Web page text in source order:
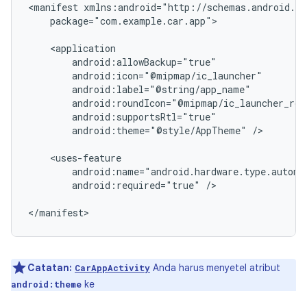
<manifest
package="com.example.car.app">
android:theme="@style/AppTheme"
/>
android:required="true" />
Catatan: CarAppActivity Anda harus menyetel atribut
android:theme ke